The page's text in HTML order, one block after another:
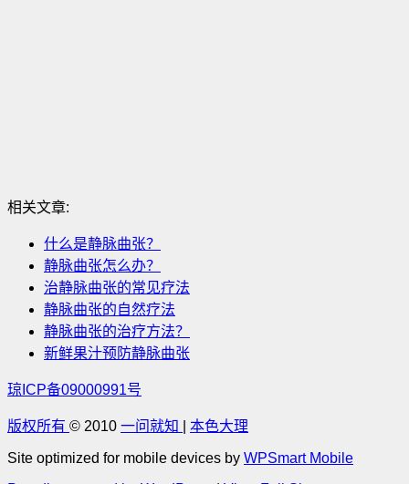
相关文章:
什么是静脉曲张？
静脉曲张怎么办？
治静脉曲张的常见疗法
静脉曲张的自然疗法
静脉曲张的治疗方法？
新鲜果汁预防静脉曲张
琼ICP备09000991号
版权所有 © 2010 一问就知 本色大理
Site optimized for mobile devices by WPSmart Mobile